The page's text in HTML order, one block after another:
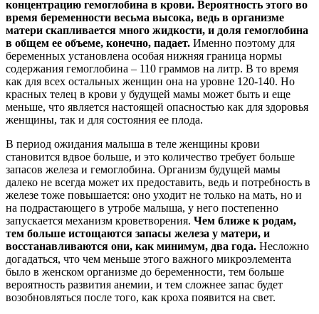
концентрацию гемоглобина в крови. Вероятность этого во
время беременности весьма высока, ведь в организме
матери скапливается много жидкости, и доля гемоглобина
в общем ее объеме, конечно, падает. Именно поэтому для
беременных установлена особая нижняя граница нормы
содержания гемоглобина – 110 граммов на литр. В то время
как для всех остальных женщин она на уровне 120-140. Но
красных телец в крови у будущей мамы может быть и еще
меньше, что является настоящей опасностью как для здоровья
женщины, так и для состояния ее плода.
В период ожидания малыша в теле женщины крови
становится вдвое больше, и это количество требует больше
запасов железа и гемоглобина. Организм будущей мамы
далеко не всегда может их предоставить, ведь и потребность в
железе тоже повышается: оно уходит не только на мать, но и
на подрастающего в утробе малыша, у него постепенно
запускается механизм кроветворения. Чем ближе к родам,
тем больше истощаются запасы железа у матери, и
восстанавливаются они, как минимум, два года. Несложно
догадаться, что чем меньше этого важного микроэлемента
было в женском организме до беременности, тем больше
вероятность развития анемии, и тем сложнее запас будет
возобновляться после того, как кроха появится на свет.